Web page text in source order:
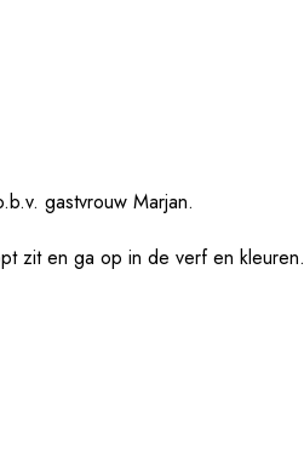
gastvrouw Marjan.
zit en ga op in de verf en kleuren.